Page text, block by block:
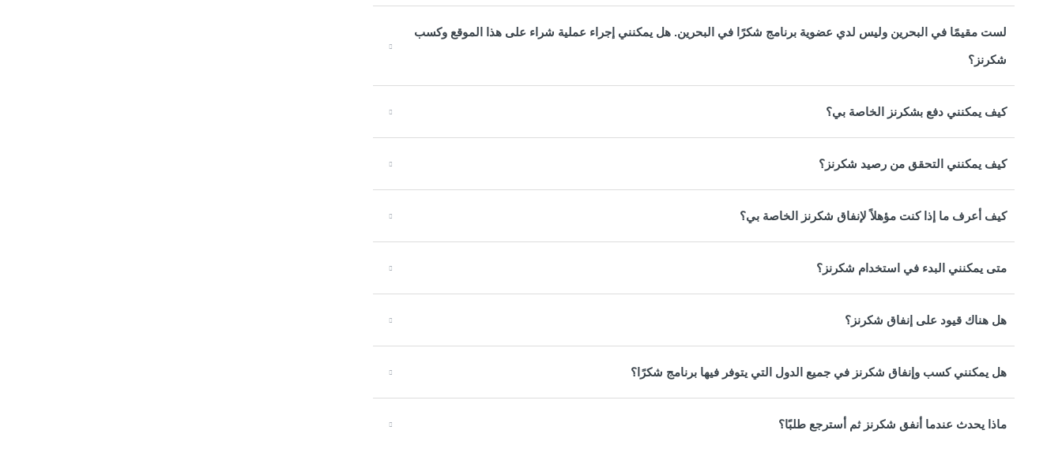
لست مقيمًا في البحرين وليس لدي عضوية برنامج شكرًا في البحرين. هل يمكنني إجراء عملية شراء على هذا الموقع وكسب
شكرنز؟
كيف يمكنني دفع بشكرنز الخاصة بي؟
كيف يمكنني التحقق من رصيد شكرنز؟
كيف أعرف ما إذا كنت مؤهلاً لإنفاق شكرنز الخاصة بي؟
متى يمكنني البدء في استخدام شكرنز؟
هل هناك قيود على إنفاق شكرنز؟
هل يمكنني كسب وإنفاق شكرنز في جميع الدول التي يتوفر فيها برنامج شكرًا؟
ماذا يحدث عندما أنفق شكرنز ثم أسترجع طلبًا؟